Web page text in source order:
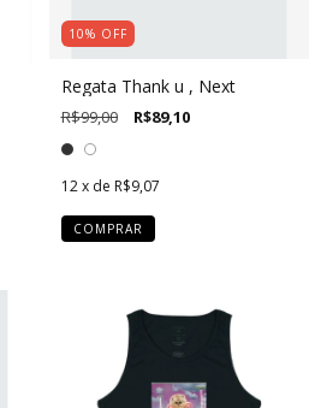
10% OFF
Regata Thank u , Next
R$99,00 R$89,10
12 x de R$9,07
COMPRAR